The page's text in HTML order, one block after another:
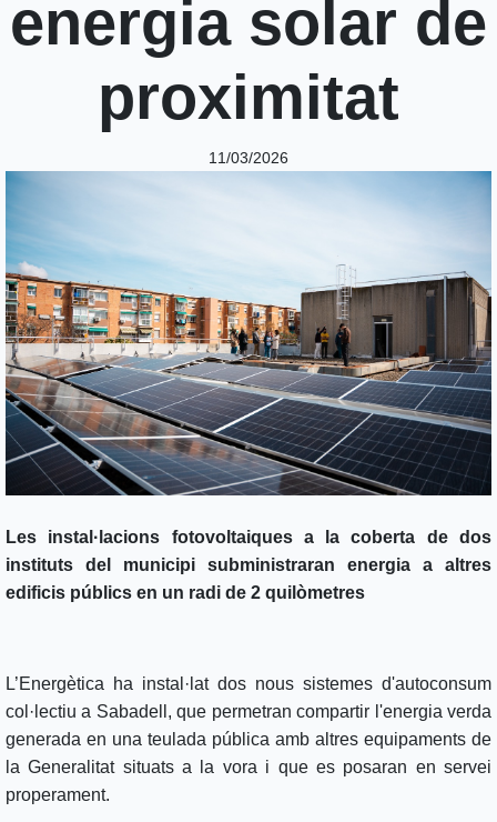
energia solar de
proximitat
11/03/2026
Les instal·lacions fotovoltaiques a la coberta de dos
instituts del municipi subministraran energia a altres
edificis públics en un radi de 2 quilòmetres
L’Energètica ha instal·lat dos nous sistemes d'autoconsum
col·lectiu a Sabadell, que permetran compartir l'energia verda
generada en una teulada pública amb altres equipaments de
la Generalitat situats a la vora i que es posaran en servei
properament.